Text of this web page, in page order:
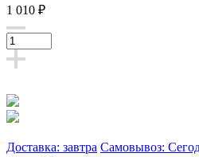
1 010 ₽
Доставка: завтра Самовывоз: